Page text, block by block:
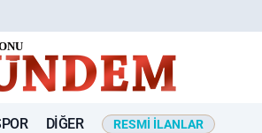
DIĞER RESMI İLANLAR